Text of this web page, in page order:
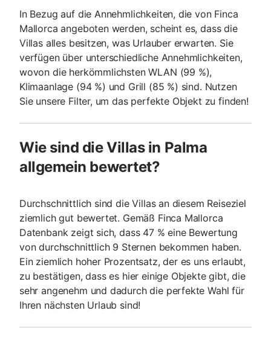
In Bezug auf die Annehmlichkeiten, die von Finca
Mallorca angeboten werden, scheint es, dass die
Villas alles besitzen, was Urlauber erwarten. Sie
verfügen über unterschiedliche Annehmlichkeiten,
wovon die herkömmlichsten WLAN (99 %),
Klimaanlage (94 %) und Grill (85 %) sind. Nutzen
Sie unsere Filter, um das perfekte Objekt zu finden!
Wie sind die Villas in Palma
allgemein bewertet?
Durchschnittlich sind die Villas an diesem Reiseziel
ziemlich gut bewertet. Gemäß Finca Mallorca
Datenbank zeigt sich, dass 47 % eine Bewertung
von durchschnittlich 9 Sternen bekommen haben.
Ein ziemlich hoher Prozentsatz, der es uns erlaubt,
zu bestätigen, dass es hier einige Objekte gibt, die
sehr angenehm und dadurch die perfekte Wahl für
Ihren nächsten Urlaub sind!